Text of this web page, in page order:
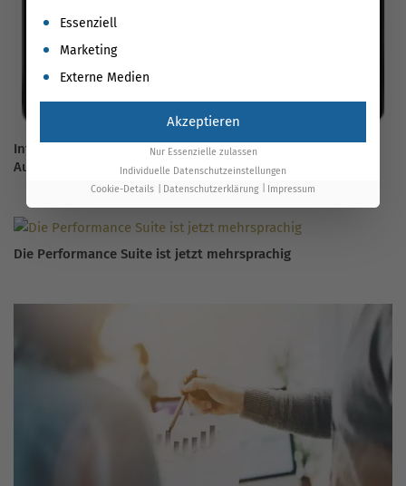
Internet World 2018: So steht’s um die Ladezeiten der
Aussteller
Die Performance Suite ist jetzt mehrsprachig
Es folgt eine Liste der Service-Gruppen, für die eine
Essenziell
Marketing
Externe Medien
Akzeptieren
Nur Essenzielle zulassen
Individuelle Datenschutzeinstellungen
Cookie-Details
Datenschutzerklärung Impressum